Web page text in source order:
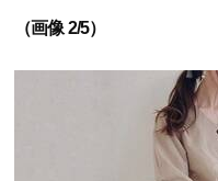
（画像 2/5）